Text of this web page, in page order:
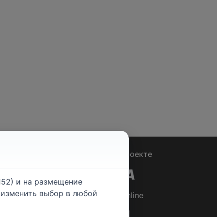
О проекте
© 2026Rabotniki.online
и на размещение
выбор в любой